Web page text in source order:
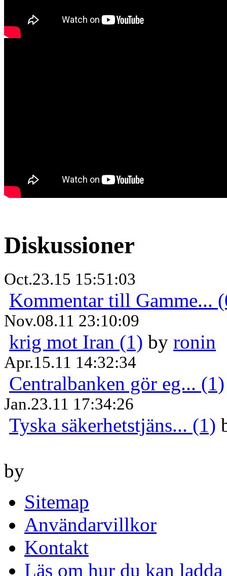
Diskussioner
Oct.23.15 15:51:03
Kommentar till Gamme...
Nov.08.11 23:10:09
krig mot Iran (1) by ronin
Apr.15.11 14:32:34
Centralbanken gör eg... (1)
Jan.23.11 17:34:26
Tyska säkerhetstjäns... (1)
by
Sitemap
Användarvillkor
Kontakt
Läs om hur du kan